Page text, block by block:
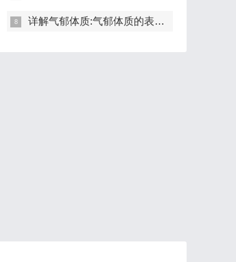
详解气郁体质:气郁体质的表现症状,自测题,怎么调理,食疗药膳